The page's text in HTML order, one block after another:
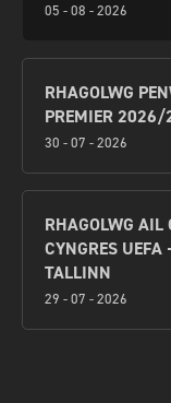
05 - 08 - 2026
RHAGOLWG
PREMIER 2026/
30 - 07 - 2026
RHAGOLWG AIL
CYNGRES
TALLINN
29 - 07 - 2026